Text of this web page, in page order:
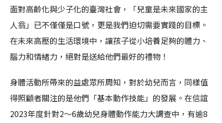
面對高齡化與少子化的臺灣社會，「兒童是未來國家的主
人翁」已不僅僅是口號，更是我們迫切需要實踐的目標。
在未來高壓的生活環境中，讓孩子從小培養足夠的體力、
腦力和情緒力，絕對是送給他們最好的禮物！
身體活動所帶來的益處眾所周知，對於幼兒而言，同樣值
得照顧者關注的是他們「基本動作技能」的發展。在信誼
2023年度針對2～6歲幼兒身體動作能力大調查中，有逾8